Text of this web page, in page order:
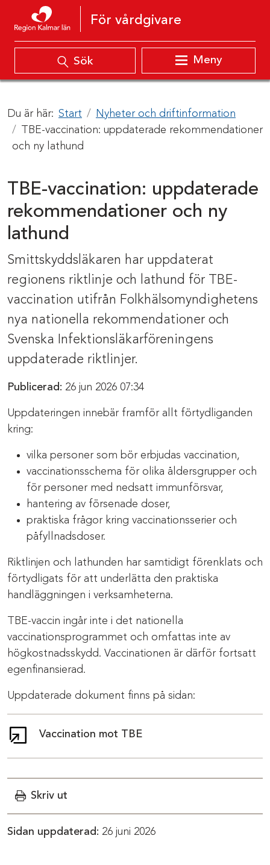
Hoppa till innehåll
För vårdgivare
Sök Meny
Du är här: Start
Nyheter och driftinformation
TBE-vaccination: uppdaterade rekommendationer
och ny lathund
TBE-vaccination: uppdaterade
rekommendationer och ny
lathund
Smittskyddsläkaren har uppdaterat
regionens riktlinje och lathund för TBE-
vaccination utifrån Folkhälsomyndighetens
nya nationella rekommendationer och
Svenska Infektionsläkarföreningens
uppdaterade riktlinjer.
Publicerad: 26 jun 2026 07:34
Uppdateringen innebär framför allt förtydliganden
kring:
vilka personer som bör erbjudas vaccination,
vaccinationsschema för olika åldersgrupper och
för personer med nedsatt immunförsvar,
hantering av försenade doser,
praktiska frågor kring vaccinationsserier och
påfyllnadsdoser.
Riktlinjen och lathunden har samtidigt förenklats och
förtydligats för att underlätta den praktiska
handläggningen i verksamheterna.
TBE-vaccin ingår inte i det nationella
vaccinationsprogrammet och omfattas inte av
högkostnadsskydd. Vaccinationen är därför fortsatt
egenfinansierad.
Uppdaterade dokument finns på sidan:
Vaccination mot TBE
Skriv ut
Sidan uppdaterad: 26 juni 2026